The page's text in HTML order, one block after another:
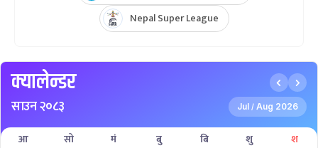
Nepal Super League
क्यालेन्डर
साउन २०८३ Jul / Aug 2026
आ सो मं बु बि शु श